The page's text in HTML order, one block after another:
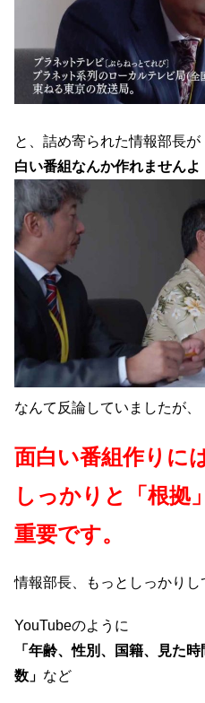
と、詰め寄られた情報部長が
白い番組なんか作れませんよ
なんて反論していましたが、
面白い番組作りに
しっかりと「根拠
重要です。
情報部長、もっとしっかりし
YouTubeのように
「年齢、性別、国籍、見た
数」 など